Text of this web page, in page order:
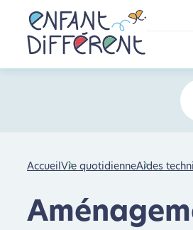
AccueilVie quotidienneAides